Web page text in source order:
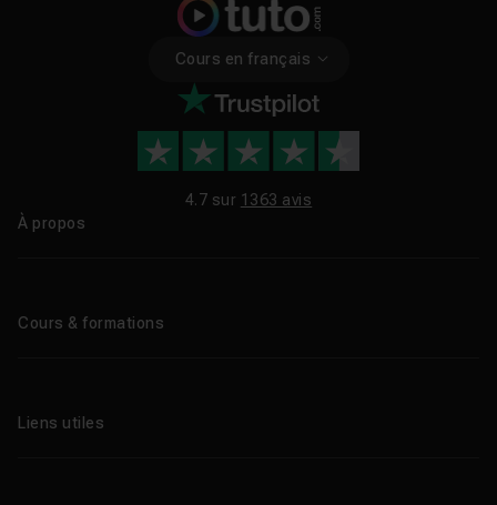
Cours en français
4.7 sur 1363 avis
À propos
Cours & formations
Formations certifiantes
Liens utiles